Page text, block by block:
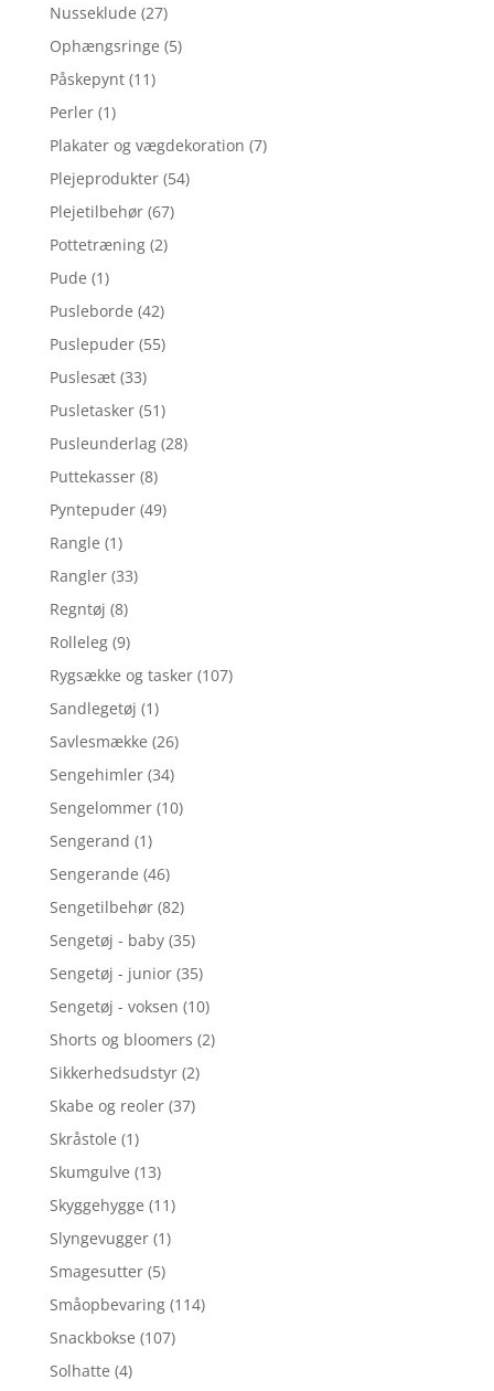
Nusseklude (27)
Ophængsringe (5)
Påskepynt (11)
Perler (1)
Plakater og vægdekoration (7)
Plejeprodukter (54)
Plejetilbehør (67)
Pottetræning (2)
Pude (1)
Pusleborde (42)
Puslepuder (55)
Puslesæt (33)
Pusletasker (51)
Pusleunderlag (28)
Puttekasser (8)
Pyntepuder (49)
Rangle (1)
Rangler (33)
Regntøj (8)
Rolleleg (9)
Rygsække og tasker (107)
Sandlegetøj (1)
Savlesmække (26)
Sengehimler (34)
Sengelommer (10)
Sengerand (1)
Sengerande (46)
Sengetilbehør (82)
Sengetøj - baby (35)
Sengetøj - junior (35)
Sengetøj - voksen (10)
Shorts og bloomers (2)
Sikkerhedsudstyr (2)
Skabe og reoler (37)
Skråstole (1)
Skumgulve (13)
Skyggehygge (11)
Slyngevugger (1)
Smagesutter (5)
Småopbevaring (114)
Snackbokse (107)
Solhatte (4)